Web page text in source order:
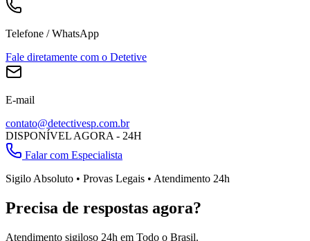
Telefone / WhatsApp
Fale diretamente com o Detetive
E-mail
contato@detectivesp.com.br
DISPONÍVEL AGORA - 24H
Falar com Especialista
Sigilo Absoluto • Provas Legais • Atendimento 24h
Precisa de respostas agora?
Atendimento sigiloso 24h em Todo o Brasil.